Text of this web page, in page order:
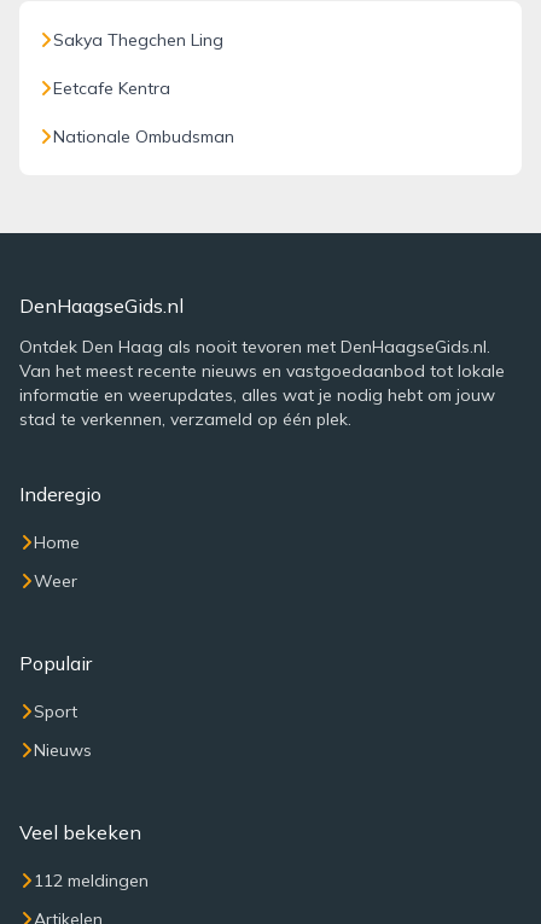
Sakya Thegchen Ling
Eetcafe Kentra
Nationale Ombudsman
DenHaagseGids.nl
Ontdek Den Haag als nooit tevoren met DenHaagseGids.nl.
Van het meest recente nieuws en vastgoedaanbod tot lokale
informatie en weerupdates, alles wat je nodig hebt om jouw
stad te verkennen, verzameld op één plek.
Inderegio
Home
Weer
Populair
Sport
Nieuws
Veel bekeken
112 meldingen
Artikelen